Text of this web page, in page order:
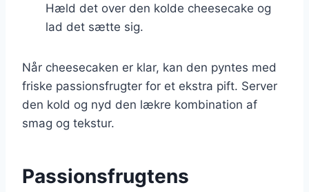
Hæld det over den kolde cheesecake og
lad det sætte sig.
Når cheesecaken er klar, kan den pyntes med
friske passionsfrugter for et ekstra pift. Server
den kold og nyd den lækre kombination af
smag og tekstur.
Passionsfrugtens